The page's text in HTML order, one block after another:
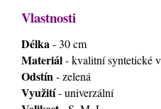
Vlastnosti
Délka- 30 cm
Materiál- kvalitní syntetické
Odstín- zelená
Využití- univerzální